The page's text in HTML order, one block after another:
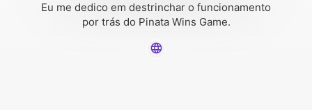
Eu me dedico em destrinchar o funcionamento
por trás do Pinata Wins Game.